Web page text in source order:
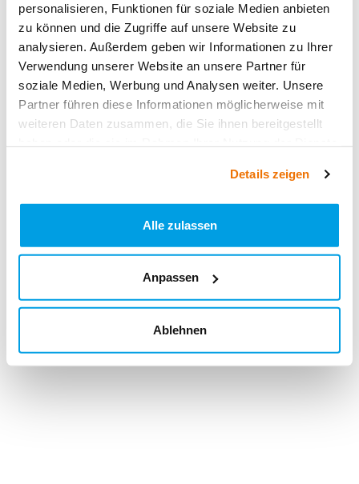
personalisieren, Funktionen für soziale Medien anbieten
zu können und die Zugriffe auf unsere Website zu
analysieren. Außerdem geben wir Informationen zu Ihrer
Verwendung unserer Website an unsere Partner für
soziale Medien, Werbung und Analysen weiter. Unsere
Partner führen diese Informationen möglicherweise mit
weiteren Daten zusammen, die Sie ihnen bereitgestellt
Details zeigen
Alle zulassen
Anpassen
Ablehnen